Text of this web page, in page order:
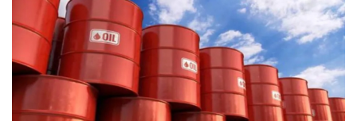
Dinh dưỡng - món ngon
Cây thuốc
Sản phụ khoa
Nhi khoa
Nam khoa
Làm đẹp - giảm cân
Phòng mạch online
Nhà đẹp
Blog
Tình yêu - Gia đình